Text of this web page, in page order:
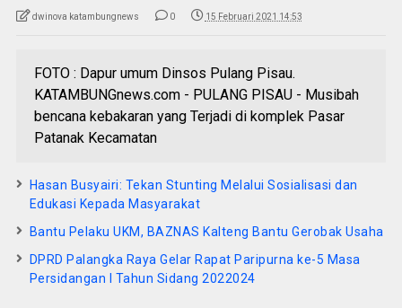
dwinova katambungnews 0 15 Februari 2021 14:53
FOTO : Dapur umum Dinsos Pulang Pisau.
KATAMBUNGnews.com - PULANG PISAU - Musibah
bencana kebakaran yang Terjadi di komplek Pasar
Patanak Kecamatan
Hasan Busyairi: Tekan Stunting Melalui Sosialisasi dan
Edukasi Kepada Masyarakat
Bantu Pelaku UKM, BAZNAS Kalteng Bantu Gerobak Usaha
DPRD Palangka Raya Gelar Rapat Paripurna ke-5 Masa
Persidangan I Tahun Sidang 2022024